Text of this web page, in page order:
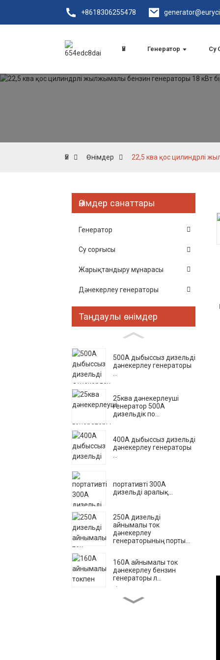
+8618306255478
Үй Генератор Су
Үй Өнімдер 22,5 ква қос цилиндрлі
Өнімдер санаттары
Генератор
Су сорғысы
Жарықтандыру мұнарасы
Дәнекерлеу генераторы
Таңдаулы өнімдер
500А дыбыссыз дизельді
дәнекерлеу генераторы
25ква дәнекерлеуші ​​
генератор 500А
дизельдік по...
400A дыбыссыз дизельді
дәнекерлеу генераторы
портативті 300А
дизельді аралық...
250A дизельді
айнымалы ток
дәнекерлеу
генераторының порты...
160A айнымалы ток
дәнекерлеу бензин
генераторы л...
Қытайда жасалған